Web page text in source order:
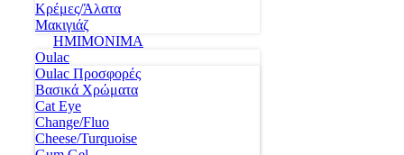
Κρέμες/Άλατα
Μακιγιάζ
ΗΜΙΜΟΝΙΜΑ
Oulac
Oulac Προσφορές
Βασικά Χρώματα
Cat Eye
Change/Fluo
Cheese/Turquoise